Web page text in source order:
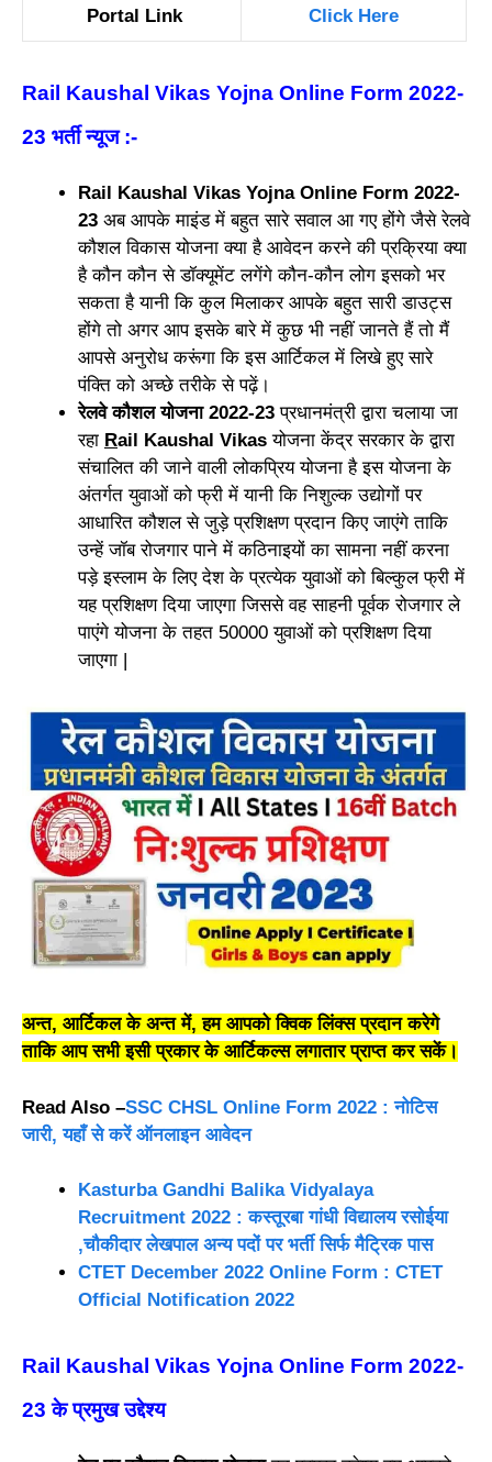
Portal Link Click Here
Rail Kaushal Vikas Yojna Online Form 2022-
23 भर्ती न्यूज:-
Rail Kaushal Vikas Yojna Online Form 2022-
23 अब आपके माइंड में बहुत सारे सवाल आ गए होंगे जैसे रेलवे
कौशल विकास योजना क्या है आवेदन करने की प्रक्रिया क्या
है कौन कौन से डॉक्यूमेंट लगेंगे कौन-कौन लोग इसको भर
सकता है यानी कि कुल मिलाकर आपके बहुत सारी डाउट्स
होंगे तो अगर आप इसके बारे में कुछ भी नहीं जानते हैं तो मैं
आपसे अनुरोध करूंगा कि इस आर्टिकल में लिखे हुए सारे
पंक्ति को अच्छे तरीके से पढ़ें।
रेलवे कौशल योजना 2022-23 प्रधानमंत्री द्वारा चलाया जा
रहा Rail Kaushal Vikas योजना केंद्र सरकार के द्वारा
संचालित की जाने वाली लोकप्रिय योजना है इस योजना के
अंतर्गत युवाओं को फ्री में यानी कि निशुल्क उद्योगों पर
आधारित कौशल से जुड़े प्रशिक्षण प्रदान किए जाएंगे ताकि
उन्हें जॉब रोजगार पाने में कठिनाइयों का सामना नहीं करना
पड़े इस्लाम के लिए देश के प्रत्येक युवाओं को बिल्कुल फ्री में
यह प्रशिक्षण दिया जाएगा जिससे वह साहनी पूर्वक रोजगार ले
पाएंगे योजना के तहत 50000 युवाओं को प्रशिक्षण दिया
जाएगा |
अन्त, आर्टिकल के अन्त में, हम आपको क्विक लिंक्स प्रदान करेगे
ताकि आप सभी इसी प्रकार के आर्टिकल्स लगातार प्राप्त कर सकें।
Read Also –SSC CHSL Online Form 2022 : नोटिस
जारी, यहाँ से करें ऑनलाइन आवेदन
Kasturba Gandhi Balika Vidyalaya
Recruitment 2022 : कस्तूरबा गांधी विद्यालय रसोईया
,चौकीदार लेखपाल अन्य पदों पर भर्ती सिर्फ मैट्रिक पास
CTET December 2022 Online Form : CTET
Official Notification 2022
Rail Kaushal Vikas Yojna Online Form 2022-
23 के प्रमुख उद्देश्य